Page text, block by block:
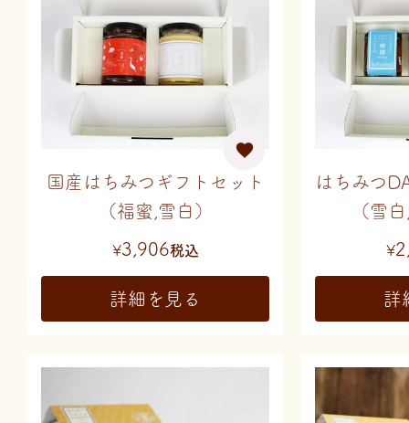
国産はちみつギフトセット
（福蜜,雪白）
¥3,906税込
詳細を見る
はちみつ
（雪
¥
詳